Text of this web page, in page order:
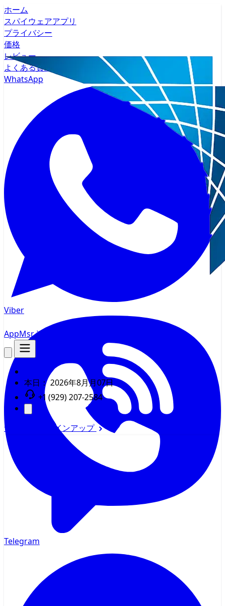
AppMsr追跡
本日：2026年8月月07日
+1 (929) 207-2584
サインイン サインアップ
ホーム
スパイウェアアプリ
プライバシー
価格
レビュー
よくある質問
WhatsApp
Viber
Telegram